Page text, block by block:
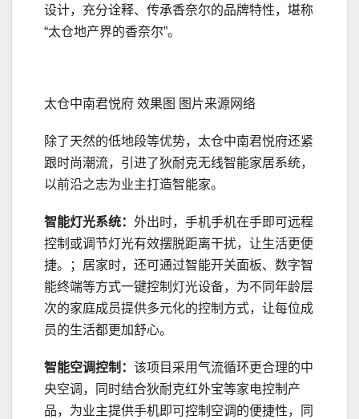
设计，充分诠释、传承香奈尔的品牌特性，堪称
“太仓地产界的香奈尔”。
太仓中南君悦府 效果图 图片来源网络
除了天然的低地段等优势，太仓中南君悦府还紧
跟时尚潮流，引进了狄耐克无线智能家居系统，
以前沿之志为业主打造智能家。
智能灯光系统： 外出时，手机手机在手即可远程
控制或调节灯光有效摆脱距离干扰，让生活更便
捷。；居家时，还可通过智能开关面板、数字智
能终端等方式一键控制灯光设备，为不同年龄层
次的家庭成员提供多元化的控制方式，让每位成
员的生活都更加舒心。
智能空调控制： 该项目采用气流循环更合理的中
央空调，同时结合狄耐克红外宝等家电控制产
品，为业主提供手机即可控制空调的便捷性，同